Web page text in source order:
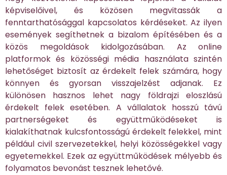
képviselőivel, és közösen megvitassák a
fenntarthatósággal kapcsolatos kérdéseket. Az ilyen
események segíthetnek a bizalom építésében és a
közös megoldások kidolgozásában. Az online
platformok és közösségi média használata szintén
lehetőséget biztosít az érdekelt felek számára, hogy
könnyen és gyorsan visszajelzést adjanak. Ez
különösen hasznos lehet nagy földrajzi eloszlású
érdekelt felek esetében. A vállalatok hosszú távú
partnerségeket és együttműködéseket is
kialakíthatnak kulcsfontosságú érdekelt felekkel, mint
például civil szervezetekkel, helyi közösségekkel vagy
egyetemekkel. Ezek az együttműködések mélyebb és
folyamatos bevonást tesznek lehetővé.